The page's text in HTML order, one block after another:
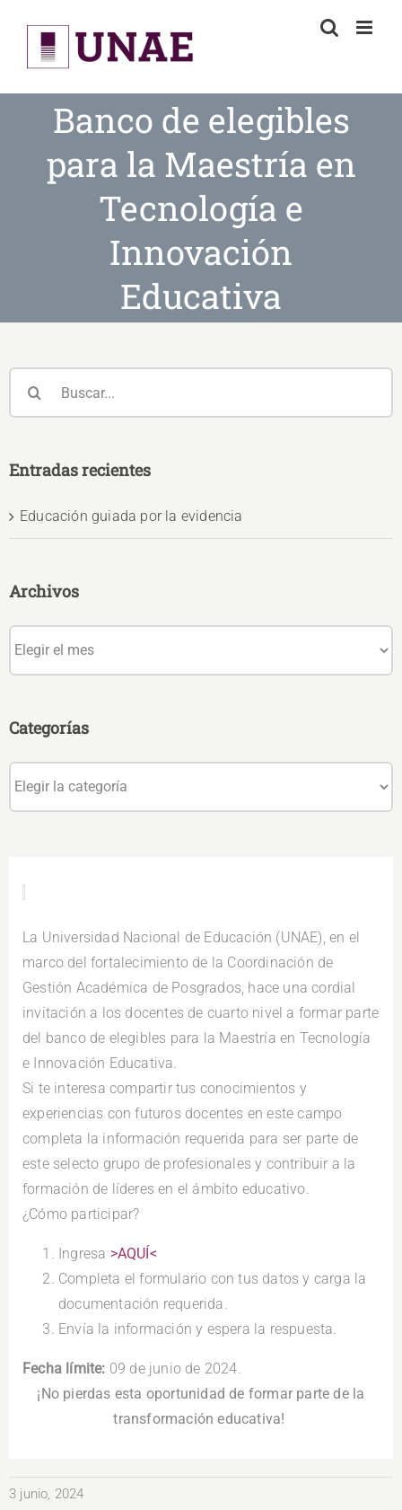
content
Banco de elegibles
para la Maestría en
Tecnología e
Innovación
Educativa
La Universidad Nacional de Educación (UNAE), en el
marco del fortalecimiento de la Coordinación de
Gestión Académica de Posgrados, hace una cordial
invitación a los docentes de cuarto nivel a formar parte
del banco de elegibles para la Maestría en Tecnología
e Innovación Educativa.
Si te interesa compartir tus conocimientos y
experiencias con futuros docentes en este campo
completa la información requerida para ser parte de
este selecto grupo de profesionales y contribuir a la
formación de líderes en el ámbito educativo.
¿Cómo participar?
Ingresa >AQUÍ<
Completa el formulario con tus datos y carga la
documentación requerida.
Envía la información y espera la respuesta.
Fecha límite: 09 de junio de 2024.
¡No pierdas esta oportunidad de formar parte de la
transformación educativa!
3 junio, 2024
Entradas recientes
Educación guiada por la evidencia
Archivos
Categorías